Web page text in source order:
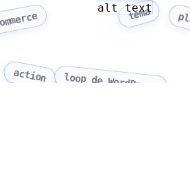
tema
action loop de WordPress
alt text